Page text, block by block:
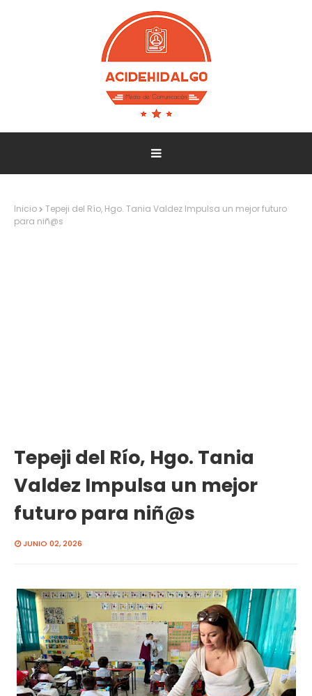
Inicio
Tepeji del Río, Hgo. Tania Valdez Impulsa un mejor futuro
para niñ@s
Tepeji del Río, Hgo. Tania
Valdez Impulsa un mejor
futuro para niñ@s
JUNIO 02, 2026